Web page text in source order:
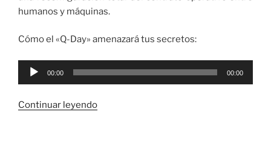
humanos y máquinas.
Cómo el «Q-Day» amenazará tus secretos:
Reproductor
00:00 00:00
Continuar leyendo«